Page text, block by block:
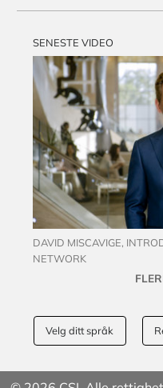
SENESTE VIDEO
DAVID MISCAVIGE,
NETWORK
Velg ditt språk